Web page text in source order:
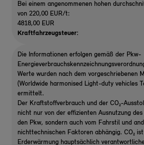
Bei einem angenommenen hohen
von 220,00 EUR/t:
4818,00 EUR
Kraftfahrzeugsteuer:
Die Informationen erfolgen gemäß der Pkw-
Werte wurden nach dem vorgeschriebenen
(Worldwide harmonised Light-duty vehicles
ermittelt.
Der Kraftstoffverbrauch und der CO₂-
nicht nur von der effizienten Ausnutzung
den Pkw, sondern auch vom Fahrstil und
nichttechnischen Faktoren abhängig. CO₂
Erderwärmung hauptsächlich